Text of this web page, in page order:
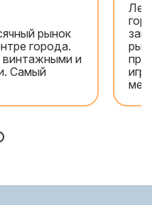
рынок
города.
винтажными и
Самый